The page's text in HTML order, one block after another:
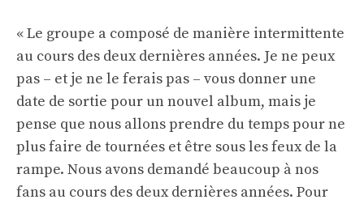
« Le groupe a composé de manière intermittente
au cours des deux dernières années. Je ne peux
pas – et je ne le ferais pas – vous donner une
date de sortie pour un nouvel album, mais je
pense que nous allons prendre du temps pour ne
plus faire de tournées et être sous les feux de la
rampe. Nous avons demandé beaucoup à nos
fans au cours des deux dernières années. Pour